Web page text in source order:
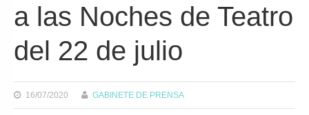
a las Noches de Teatro
del 22 de julio
16/07/2020 GABINETE DE PRENSA